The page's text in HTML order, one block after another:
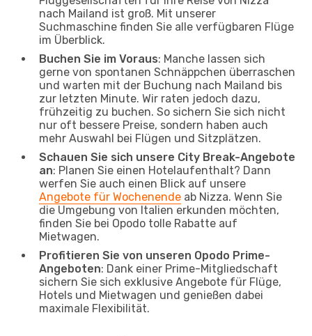
nach Mailand ist groß. Mit unserer
Suchmaschine finden Sie alle verfügbaren Flüge
im Überblick.
Buchen Sie im Voraus: Manche lassen sich
gerne von spontanen Schnäppchen überraschen
und warten mit der Buchung nach Mailand bis
zur letzten Minute. Wir raten jedoch dazu,
frühzeitig zu buchen. So sichern Sie sich nicht
nur oft bessere Preise, sondern haben auch
mehr Auswahl bei Flügen und Sitzplätzen.
Schauen Sie sich unsere City Break-Angebote
an: Planen Sie einen Hotelaufenthalt? Dann
werfen Sie auch einen Blick auf unsere
Angebote für Wochenende ab Nizza. Wenn Sie
die Umgebung von Italien erkunden möchten,
finden Sie bei Opodo tolle Rabatte auf
Mietwagen.
Profitieren Sie von unseren Opodo Prime-
Angeboten: Dank einer Prime-Mitgliedschaft
sichern Sie sich exklusive Angebote für Flüge,
Hotels und Mietwagen und genießen dabei
maximale Flexibilität.